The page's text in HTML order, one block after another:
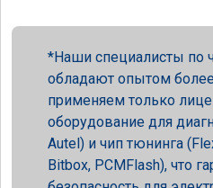
Наши специалисты по
обладают опытом
применяем только
оборудование для
Autel) и чип тюнинга
Bitbox, PCMFlash), что